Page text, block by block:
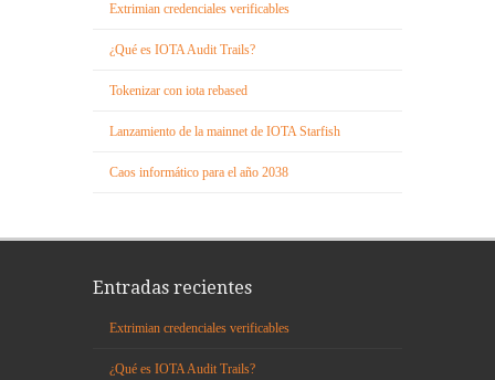
Extrimian credenciales verificables
¿Qué es IOTA Audit Trails?
Tokenizar con iota rebased
Lanzamiento de la mainnet de IOTA Starfish
Caos informático para el año 2038
Entradas recientes
Extrimian credenciales verificables
¿Qué es IOTA Audit Trails?